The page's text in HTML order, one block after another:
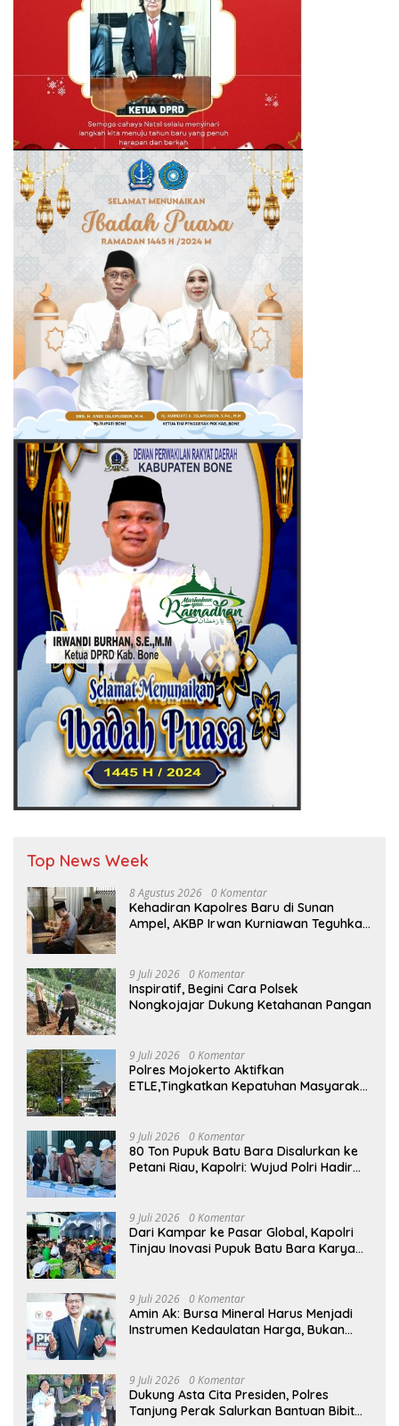
Top News Week
8 Agustus 2026 0 Komentar
Kehadiran Kapolres Baru di Sunan
Ampel, AKBP Irwan Kurniawan Teguhkan
9 Juli 2026 0 Komentar
Inspiratif, Begini Cara Polsek
Nongkojajar Dukung Ketahanan Pangan
9 Juli 2026 0 Komentar
Polres Mojokerto Aktifkan
ETLE,Tingkatkan Kepatuhan Masyarakat
9 Juli 2026 0 Komentar
80 Ton Pupuk Batu Bara Disalurkan ke
Petani Riau, Kapolri: Wujud Polri Hadir
9 Juli 2026 0 Komentar
Dari Kampar ke Pasar Global, Kapolri
Tinjau Inovasi Pupuk Batu Bara Karya
9 Juli 2026 0 Komentar
Amin Ak: Bursa Mineral Harus Menjadi
Instrumen Kedaulatan Harga, Bukan
9 Juli 2026 0 Komentar
Dukung Asta Cita Presiden, Polres
Tanjung Perak Salurkan Bantuan Bibit